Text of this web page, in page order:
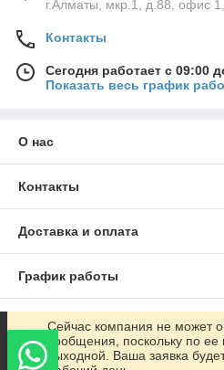
г.Алматы, мкр.1, д.88, офис
Контакты
Сегодня работает с 09:00
Показать весь график
О нас
Контакты
Доставка и оплата
График работы
Полная версия сайта
Сайт создан на маркетплейсе
Сейчас компания не может
сообщения, поскольку по
выходной. Ваша заявка